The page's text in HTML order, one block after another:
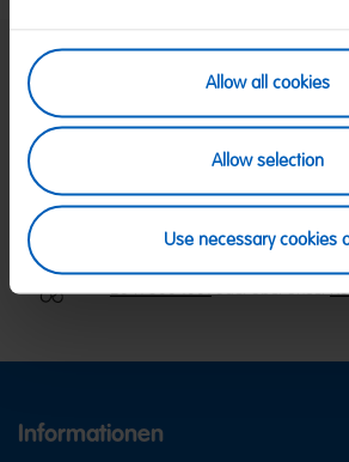
Allow all cookies
Allow selection
Use necessary cookies
SICHERE ZAHLUNG
PayPal, Klarna
KOSTENLOSE LIEFERUNG
Ab 39 € innerhalb Deutschlands
KUNDENSERVICE
2641 300 1001oder über unser
Informationen